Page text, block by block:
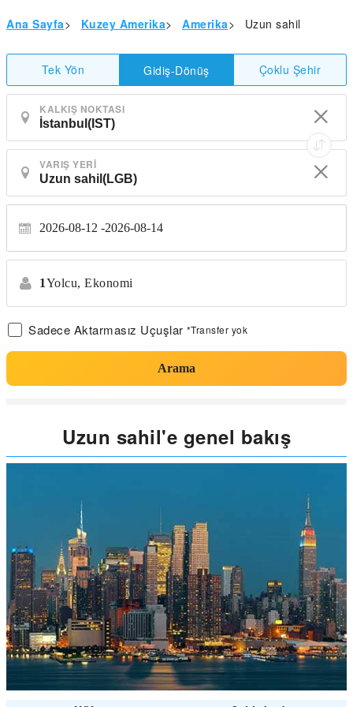
Ana Sayfa> Kuzey Amerika> Amerika> Uzun sahil
Tek Yön Gidiş-Dönüş Çoklu Şehir
KALKIŞ NOKTASI
VARIŞ YERI
2026-08-12 2026-08-14
1Yolcu, Ekonomi
Sadece Aktarmasız Uçuşlar *Transfer yok
Arama
Uzun sahil'e genel bakış